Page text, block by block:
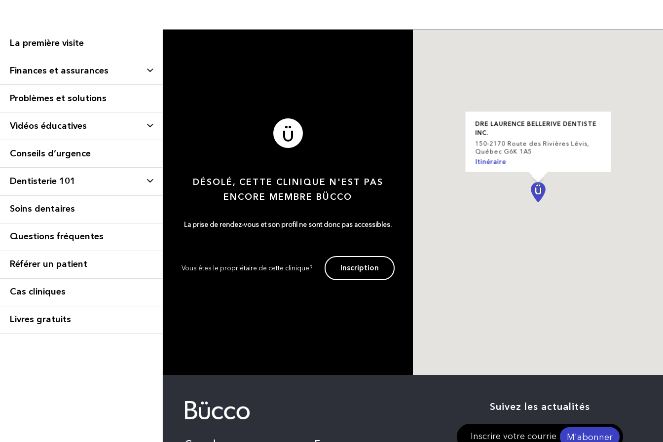
La première visite
Finances et assurances
Problèmes et solutions
Vidéos éducatives
Conseils d’urgence
Dentisterie 101
Soins dentaires
Questions fréquentes
Référer un patient
Cas cliniques
Livres gratuits
DÉSOLÉ, CETTE CLINIQUE N'EST PAS
ENCORE MEMBRE BÜCCO
La prise de rendez-vous et son profil ne sont donc pas accessibles.
Vous êtes le propriétaire de cette clinique? Inscription
DRE LAURENCE BELLERIVE DENTISTE
INC.
150-2170 Route des Rivières Lévis,
Québec G6K 1A5
Itinéraire
Suivez les actualités
M'abonner